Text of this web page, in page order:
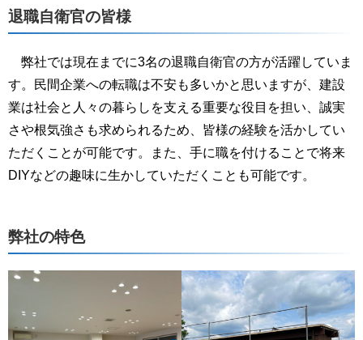
退職自衛官の皆様
弊社では現在までに3名の退職自衛官の方が活躍していま
す。民間企業への転職は不安も多いかと思いますが、建設
業は社会と人々の暮らしを支える重要な役目を担い、誠実
さや根気強さも求められるため、皆様の経験を活かしてい
ただくことが可能です。また、手に職を付けることで将来
DIYなどの趣味に生かしていただくことも可能です。
弊社の特色